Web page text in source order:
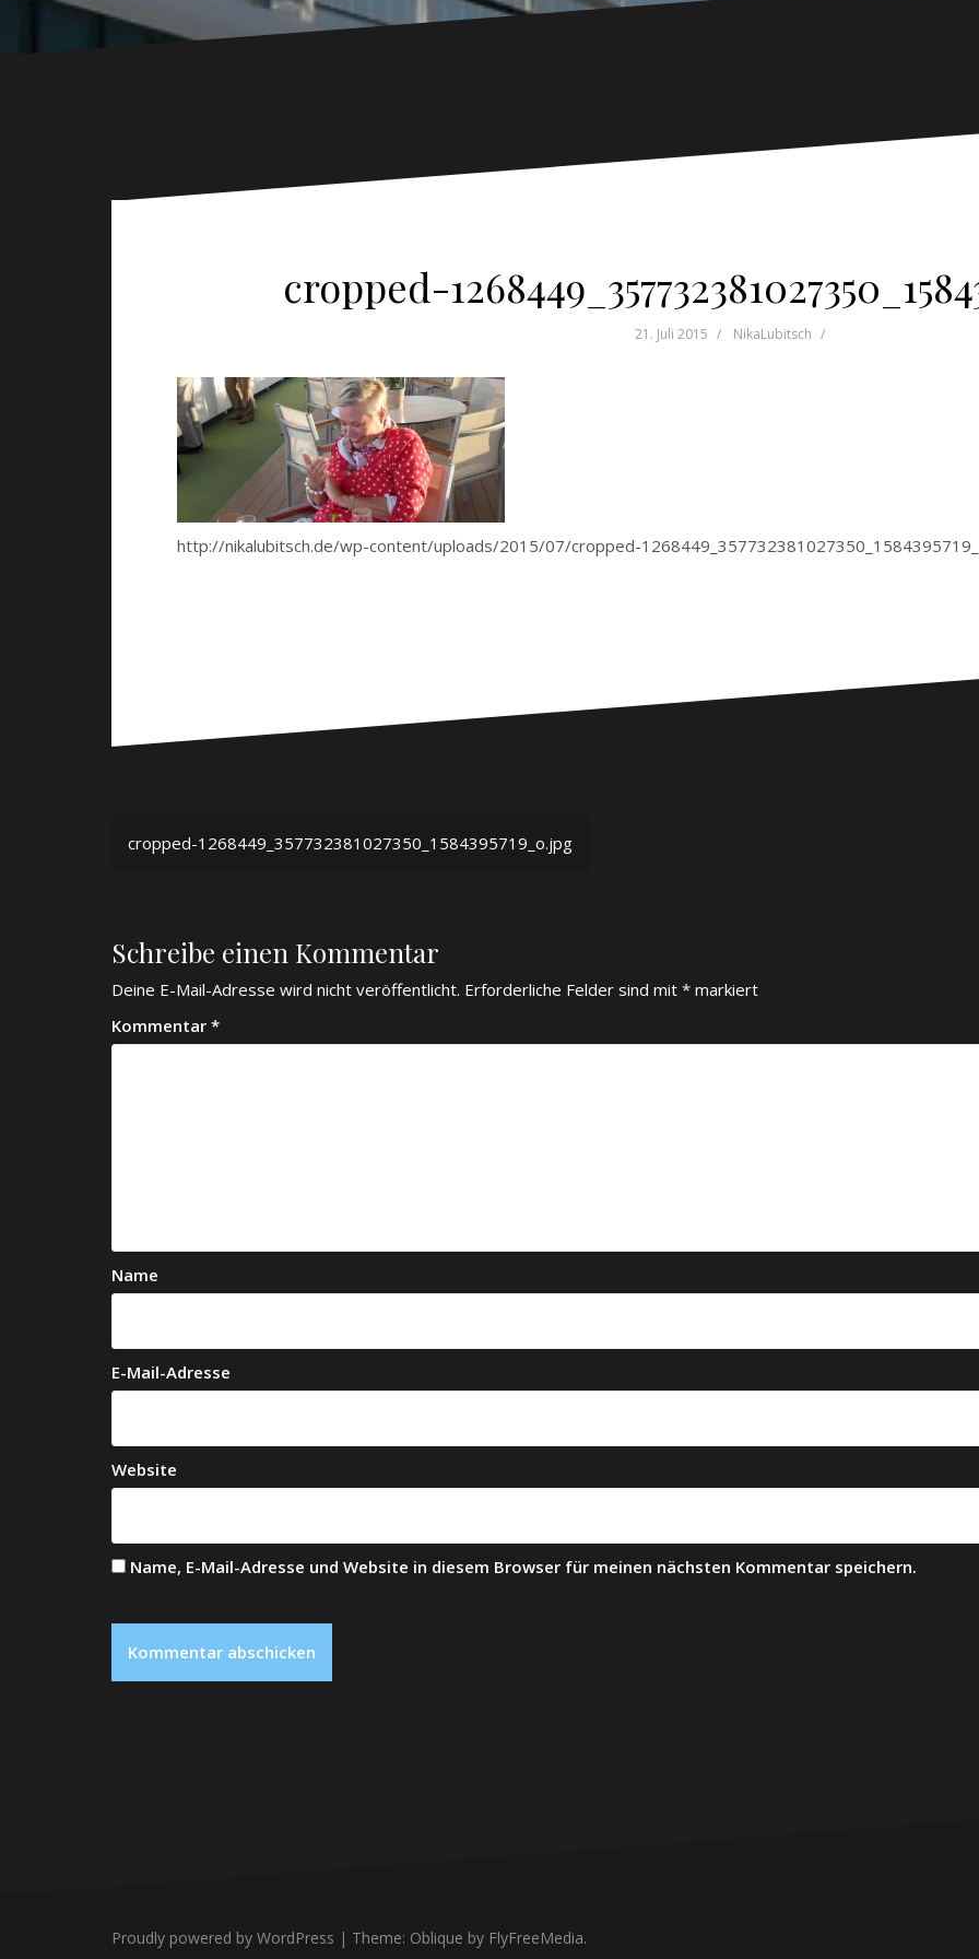
cropped-
21. Juli 2015 NikaLubitsch
http://nikalubitsch.de/wp-content/uploads/2015/07/cropped-
Beitragsnavigation
cropped-1268449_357732381027350_1584395719_o.jpg
Schreibe einen Kommentar
Deine E-Mail-Adresse wird nicht veröffentlicht. Erforderliche Felder sind mit * markiert
Kommentar *
Name
E-Mail-Adresse
Website
Name, E-Mail-Adresse und Website in diesem Browser für meinen nächsten Kommentar speichern.
Proudly powered by WordPress | Theme: Oblique by FlyFreeMedia.